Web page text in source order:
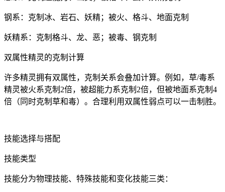
钢系：克制冰、岩石、妖精；被火、格斗、地面克制
妖精系：克制格斗、龙、恶；被毒、钢克制
双属性精灵的克制计算
许多精灵拥有双属性，克制关系会叠加计算。例如，草/毒系
精灵被火系克制2倍，被超能力系克制2倍，但被地面系克制4
倍（同时克制草和毒）。合理利用双属性弱点可以一击制胜。
技能选择与搭配
技能类型
技能分为物理技能、特殊技能和变化技能三类：